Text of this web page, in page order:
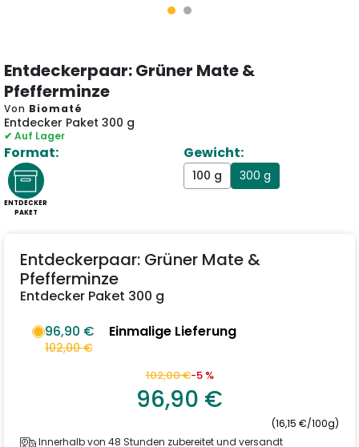
Entdeckerpaar: Grüner Mate &
Pfefferminze
Von Biomaté
Entdecker Paket 300 g
✔ Auf Lager
Format:
ENTDECKER
PAKET
Gewicht:
100 g 300 g
Entdeckerpaar: Grüner Mate &
Pfefferminze
Entdecker Paket 300 g
96,90 €
102,00 €
Einmalige Lieferung
102,00 €-5 %
96,90 €
(16,15 €/100g)
Innerhalb von 48 Stunden zubereitet und versandt